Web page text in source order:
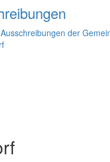
der